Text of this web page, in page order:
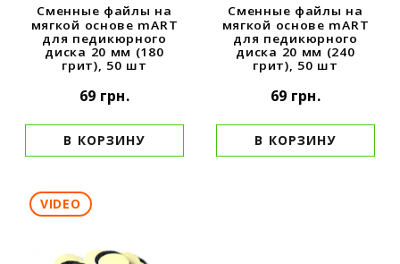
Сменные файлы на
мягкой основе mART
для педикюрного
диска 20 мм (180
грит), 50 шт
69 грн.
В КОРЗИНУ
Сменные файлы на
мягкой основе mART
для педикюрного
диска 20 мм (240
грит), 50 шт
69 грн.
В КОРЗИНУ
VIDEO